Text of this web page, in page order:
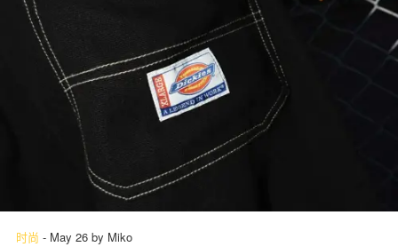
时尚 - May 26 by Miko